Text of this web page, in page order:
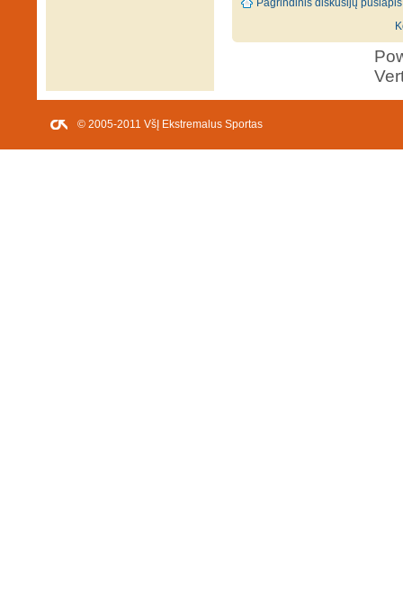
Pagrindinis diskusijų puslapis
© 2005-2011 VšĮ Ekstremalus Sportas